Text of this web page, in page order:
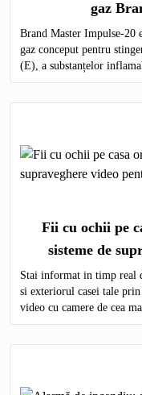
gaz
Brand Master Impulse-20
gaz conceput pentru
(E), a substanțelor
pe întregul volum al
Fii cu ochii pe
sisteme de
Stai informat in timp real
si exteriorul casei tale
video cu camere de cea
si montare a